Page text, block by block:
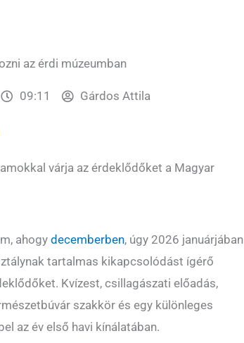
az érdi múzeumban
09:11 Gárdos Attila
várja az érdeklődőket a Magyar
ahogydecemberben, úgy 2026 januárjában
tartalmas kikapcsolódást ígérő
Kvízest, csillagászati előadás,
szakkör és egy különleges
az év első havi kínálatában.